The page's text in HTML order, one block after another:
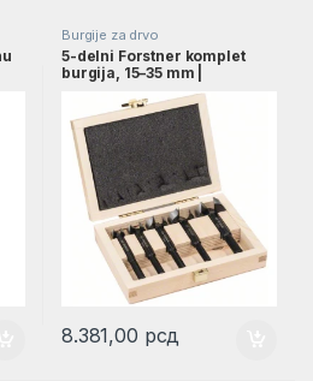
Burgije za drvo
5-delni Forstner komplet
burgija, 15–35 mm |
8.381,00 рсд